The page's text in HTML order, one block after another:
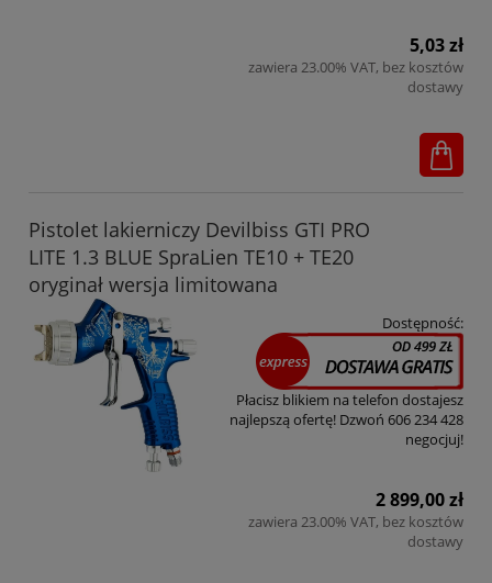
5,03 zł
zawiera 23.00% VAT, bez kosztów
dostawy
Pistolet lakierniczy Devilbiss GTI PRO
LITE 1.3 BLUE SpraLien TE10 + TE20
oryginał wersja limitowana
Dostępność:
Płacisz blikiem na telefon dostajesz
najlepszą ofertę! Dzwoń 606 234 428
negocjuj!
2 899,00 zł
zawiera 23.00% VAT, bez kosztów
dostawy